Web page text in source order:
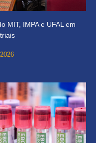
MIT, IMPA e UFAL em